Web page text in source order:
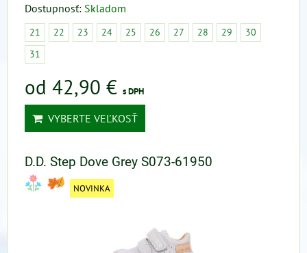
Dostupnosť: Skladom
21 22 23 24 25 26 27 28 29
30
31
od 42,90 € s DPH
VYBERTE VEĽKOSŤ
D.D. Step Dove Grey S073-61950
NOVINKA